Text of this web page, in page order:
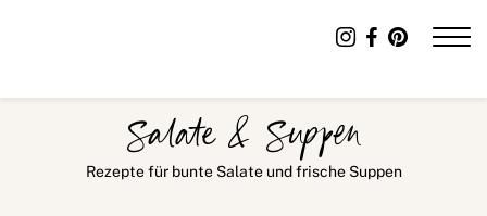
Salate & Suppen
Rezepte für bunte Salate und frische Suppen